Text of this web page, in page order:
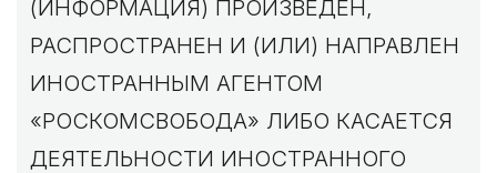
(ИНФОРМАЦИЯ) ПРОИЗВЕДЕН,
РАСПРОСТРАНЕН И (ИЛИ) НАПРАВЛЕН
ИНОСТРАННЫМ АГЕНТОМ
«РОСКОМСВОБОДА» ЛИБО КАСАЕТСЯ
ДЕЯТЕЛЬНОСТИ ИНОСТРАННОГО